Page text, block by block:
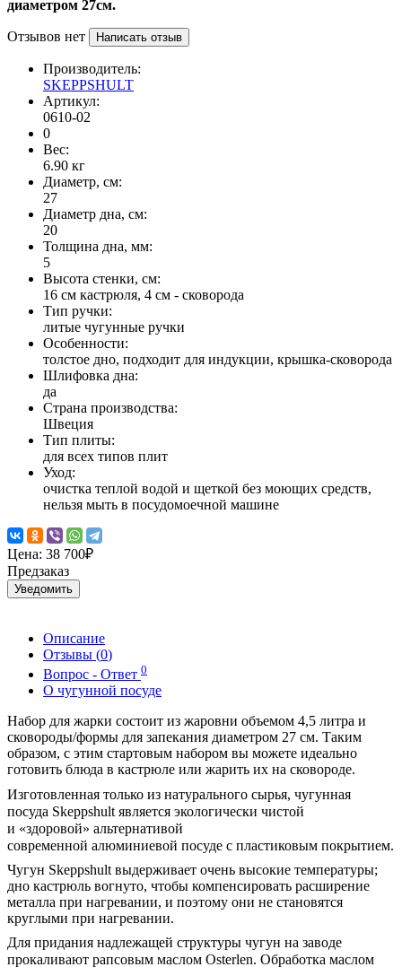
диаметром 27см.
Отзывов нет Написать отзыв
Производитель:
SKEPPSHULT
Артикул:
0610-02
0
Вес:
6.90 кг
Диаметр, см:
27
Диаметр дна, см:
20
Толщина дна, мм:
5
Высота стенки, см:
16 см кастрюля, 4 см - сковорода
Тип ручки:
литые чугунные ручки
Особенности:
толстое дно, подходит для индукции, крышка-сковорода
Шлифовка дна:
да
Страна производства:
Швеция
Тип плиты:
для всех типов плит
Уход:
очистка теплой водой и щеткой без моющих средств,
нельзя мыть в посудомоечной машине
Цена: 38 700₽
Предзаказ
Уведомить
Описание
Отзывы (0)
Вопрос - Ответ 0
О чугунной посуде
Набор для жарки состоит из жаровни объемом 4,5 литра и
сковороды/формы для запекания диаметром 27 см. Таким
образом, с этим стартовым набором вы можете идеально
готовить блюда в кастрюле или жарить их на сковороде.
Изготовленная только из натурального сырья, чугунная
посуда Skeppshult является экологически чистой
и «здоровой» альтернативой
современной алюминиевой посуде с пластиковым покрытием.
Чугун Skeppshult выдерживает очень высокие температуры;
дно кастрюль вогнуто, чтобы компенсировать расширение
металла при нагревании, и поэтому они не становятся
круглыми при нагревании.
Для придания надлежащей структуры чугун на заводе
прокаливают рапсовым маслом Osterlen. Обработка маслом